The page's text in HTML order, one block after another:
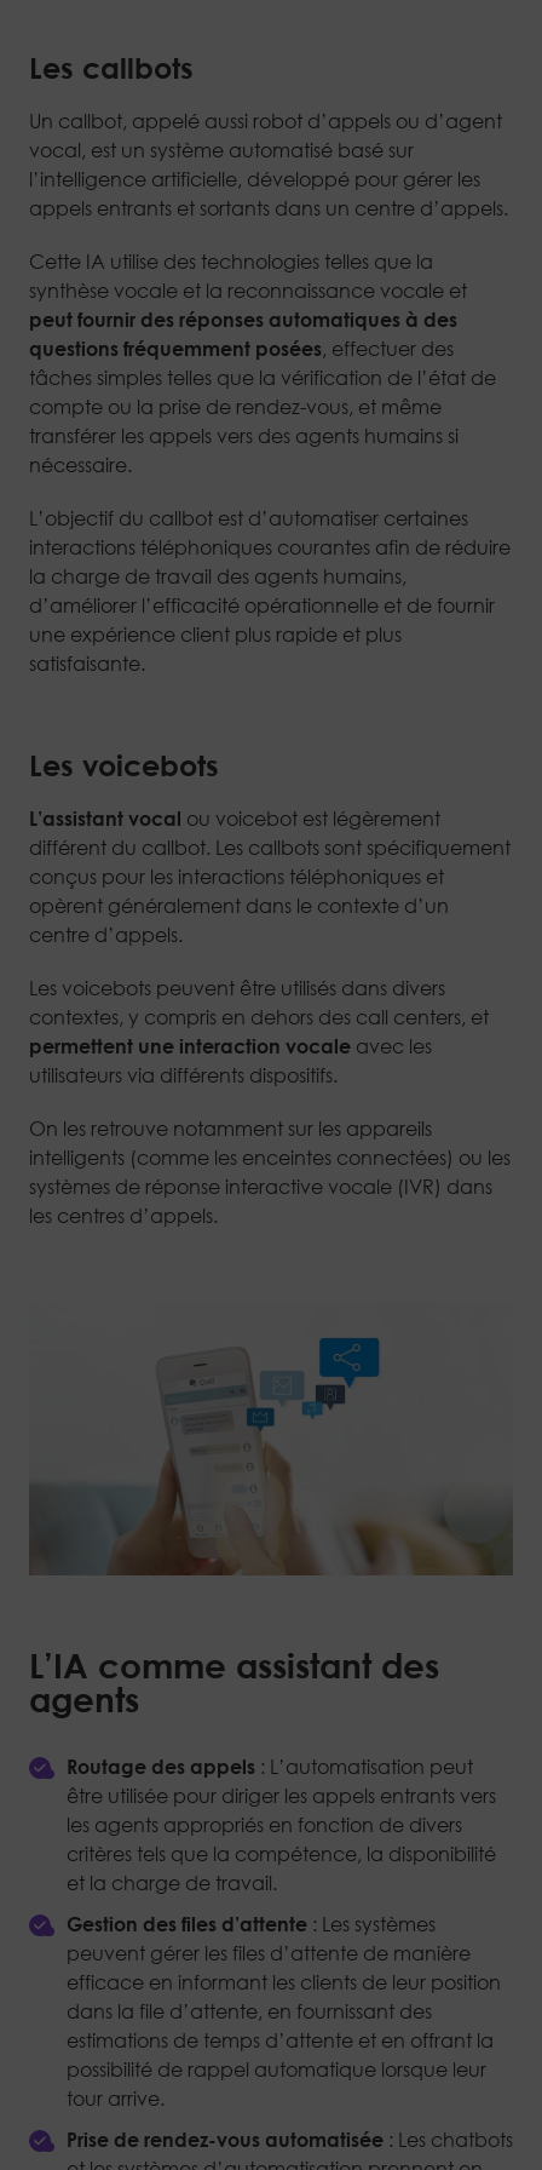
Les callbots
Un callbot, appelé aussi robot d’appels ou d’agent
vocal, est un système automatisé basé sur
l’intelligence artificielle, développé pour gérer les
appels entrants et sortants dans un centre d’appels.
Cette IA utilise des technologies telles que la
synthèse vocale et la reconnaissance vocale et
peut fournir des réponses automatiques à des
questions fréquemment posées, effectuer des
tâches simples telles que la vérification de l’état de
compte ou la prise de rendez-vous, et même
transférer les appels vers des agents humains si
nécessaire.
L’objectif du callbot est d’automatiser certaines
interactions téléphoniques courantes afin de réduire
la charge de travail des agents humains,
d’améliorer l’efficacité opérationnelle et de fournir
une expérience client plus rapide et plus
satisfaisante.
Les voicebots
L’assistant vocal ou voicebot est légèrement
différent du callbot. Les callbots sont spécifiquement
conçus pour les interactions téléphoniques et
opèrent généralement dans le contexte d’un
centre d’appels.
Les voicebots peuvent être utilisés dans divers
contextes, y compris en dehors des call centers, et
permettent une interaction vocaleavec les
utilisateurs via différents dispositifs.
On les retrouve notamment sur les appareils
intelligents (comme les enceintes connectées) ou les
systèmes de réponse interactive vocale (IVR) dans
les centres d’appels.
L’IA comme assistant des
agents
Routage des appels: L’automatisation peut
être utilisée pour diriger les appels entrants vers
les agents appropriés en fonction de divers
critères tels que la compétence, la disponibilité
et la charge de travail.
Gestion des files d’attente: Les systèmes
peuvent gérer les files d’attente de manière
efficace en informant les clients de leur position
dans la file d’attente, en fournissant des
estimations de temps d’attente et en offrant la
possibilité de rappel automatique lorsque leur
tour arrive.
Prise de rendez-vous automatisée: Les chatbots